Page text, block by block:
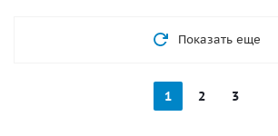
Показать еще
1 2 3